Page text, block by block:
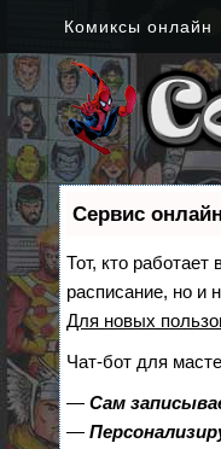
Комиксы онлайн
Сервис
Тот, кто
расписание, но и
Для новых
Чат-бот для
—Сам
—